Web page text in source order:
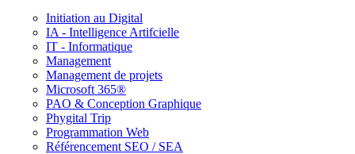
Initiation au Digital
IA - Intelligence Artifcielle
IT - Informatique
Management
Management de projets
Microsoft 365®
PAO & Conception Graphique
Phygital Trip
Programmation Web
Référencement SEO / SEA